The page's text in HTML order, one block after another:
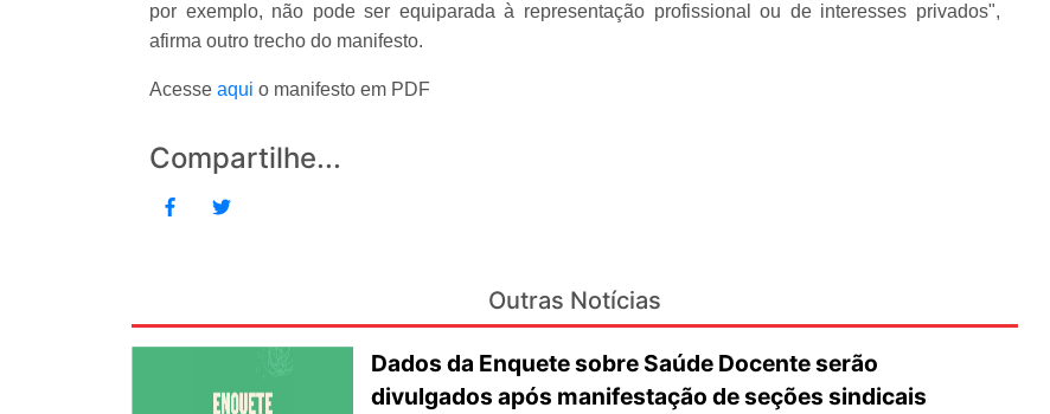
por exemplo, não pode ser equiparada à representação profissional ou de interesses privados",
afirma outro trecho do manifesto.
Acesse aqui o manifesto em PDF
Compartilhe...
Outras Notícias
Dados da Enquete sobre Saúde Docente serão
divulgados após manifestação de seções sindicais